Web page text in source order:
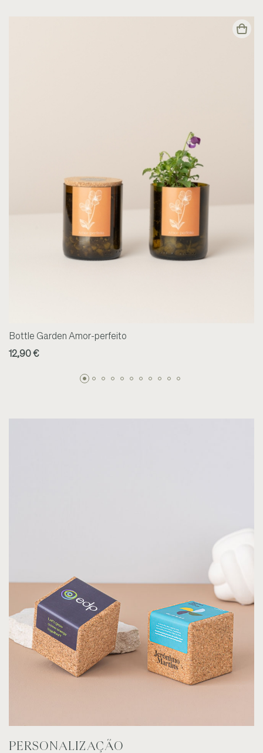
Bottle Garden Amor-perfeito
12,90 €
PERSONALIZAÇÃO